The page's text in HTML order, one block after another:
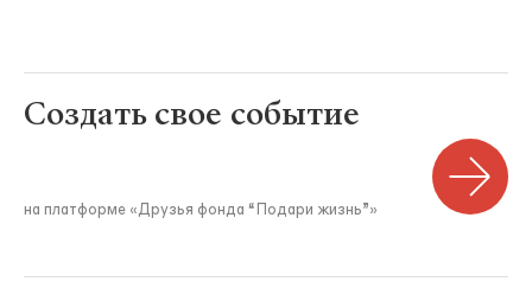
Создать свое событие
на платформе «Друзья фонда “Подари жизнь”»